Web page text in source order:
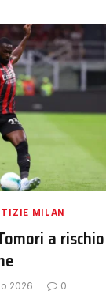
MILAN
a rischio
2026 0